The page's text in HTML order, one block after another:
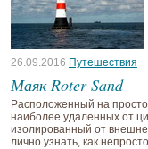
26.09.2016 Путешествия
Маяк Roter Sand
Расположенный на
наиболее удаленных от
изолированный от
лично узнать, как